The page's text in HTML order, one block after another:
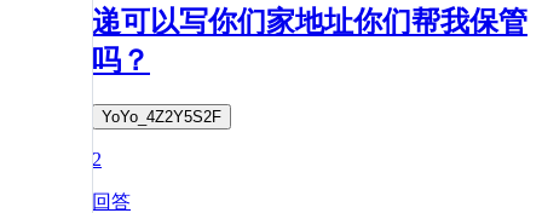
递可以写你们家地址你们帮我保管
吗？
YoYo_4Z2Y5S2F
2
回答